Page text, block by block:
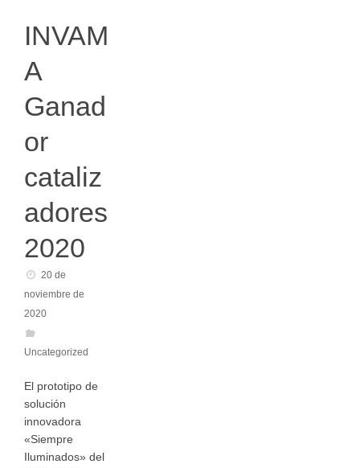
INVAM
A
Ganad
or
cataliz
adores
2020
20 de
noviembre de
2020
Uncategorized
El prototipo de
solución
innovadora
«Siempre
Iluminados» del